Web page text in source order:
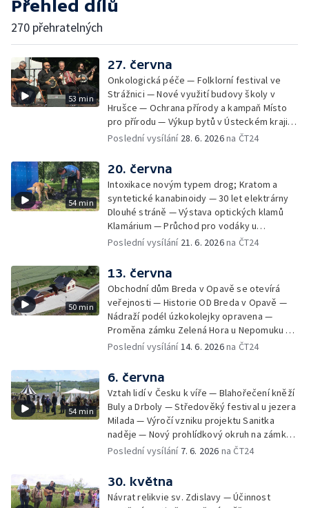
Přehled dílů
270 přehratelných
53 min
27. června
Onkologická péče — Folklorní festival ve
Strážnici — Nové využití budovy školy v
Hrušce — Ochrana přírody a kampaň Místo
pro přírodu — Výkup bytů v Ústeckém kraji —
Bezpečnost u vody — Historická sbírka
teplárny
Poslední vysílání 28. 6. 2026na ČT24
54 min
20. června
Intoxikace novým typem drog; Kratom a
syntetické kanabinoidy — 30 let elektrárny
Dlouhé stráně — Výstava optických klamů
Klamárium — Průchod pro vodáky u
krumlovského Plešivce — Mladí lidé riskují na
ovce — 60 let Ostře sledovaných vlaků —
Unikátní minikino v centru Prahy —
Charitativní akce na královéhradeckém
letišti — Vzpomínka na boj českých
parašutistů — Vzácný zápisník odbojáře v
muzejní sbírce — Sochařský festival Umění
ve městě
Poslední vysílání 21. 6. 2026na ČT24
50 min
13. června
Obchodní dům Breda v Opavě se otevírá
veřejnosti — Historie OD Breda v Opavě —
Nádraží podél úzkokolejky opravena —
Proměna zámku Zelená Hora u Nepomuku —
120 let modrotisku ve Strážnici — Vrcholí
dobrou sezonu — Kvalita vody v českých
koupalištích — Soutěž hasičů v záchranářství
na Slezské Hartě — Expedice Monoxylon
vyrazila do Řecka — Ocenění pro
radiokomunikační středisko — Závěrečné
zkoušky uměleckých kovářů — Budoucnost
kovářského řemesla — Odstřel části
otevřených zahrad — Digitalizace tisíců
snímků staré Šumavy
Poslední vysílání 14. 6. 2026na ČT24
54 min
6. června
Vztah lidí v Česku k víře — Blahořečení kněží
Buly a Drboly — Středověký festival u jezera
Milada — Výročí vzniku projektu Sanitka
naděje — Nový prohlídkový okruh na zámku
v Litomyšli — Začátek turistické sezony —
zoo slaví 70 let — Den pozemního vojska —
Celostátní soutěž Stroj času
Poslední vysílání 7. 6. 2026 na ČT24
30. května
Návrat relikvie sv. Zdislavy — Účinnost